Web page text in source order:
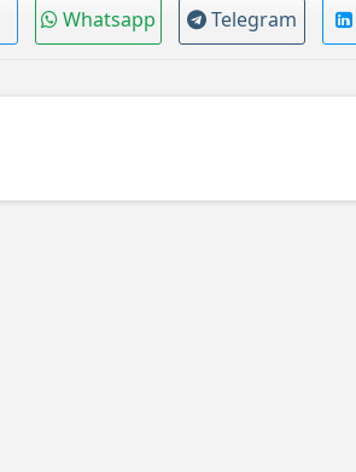
Whatsapp Telegram